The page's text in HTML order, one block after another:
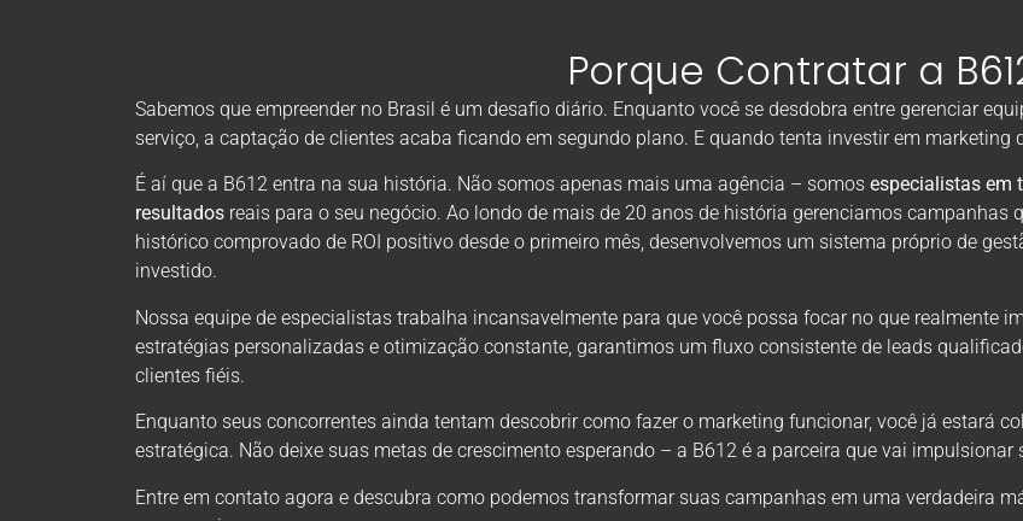
Porque Contratar a
Sabemos que empreender no Brasil é um desafio diário. Enquanto você se desdobra entre gerenciar
serviço, a captação de clientes acaba ficando em segundo plano. E quando tenta investir em marketing
É aí que a B612 entra na sua história. Não somos apenas mais uma agência – somos especialistas em
resultados reais para o seu negócio. Ao londo de mais de 20 anos de história gerenciamos campanhas
histórico comprovado de ROI positivo desde o primeiro mês, desenvolvemos um sistema próprio de
investido.
Nossa equipe de especialistas trabalha incansavelmente para que você possa focar no que realmente
estratégias personalizadas e otimização constante, garantimos um fluxo consistente de leads
clientes fiéis.
Enquanto seus concorrentes ainda tentam descobrir como fazer o marketing funcionar, você já estará
estratégica. Não deixe suas metas de crescimento esperando – a B612 é a parceira que vai
Entre em contato agora e descubra como podemos transformar suas campanhas em uma verdadeira